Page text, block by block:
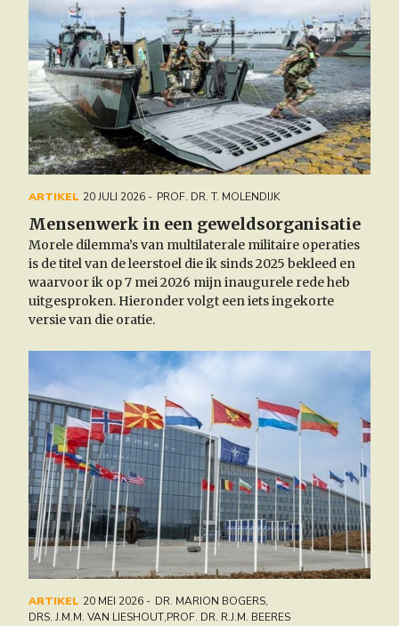
ARTIKEL 20 JULI 2026 PROF. DR. T. MOLENDIJK
Mensenwerk in een geweldsorganisatie
Morele dilemma’s van multilaterale militaire operaties
is de titel van de leerstoel die ik sinds 2025 bekleed en
waarvoor ik op 7 mei 2026 mijn inaugurele rede heb
uitgesproken. Hieronder volgt een iets ingekorte
versie van die oratie.
ARTIKEL 20 MEI 2026 DR. MARION BOGERS,
DRS. J.M.M. VAN LIESHOUT,PROF. DR. R.J.M. BEERES